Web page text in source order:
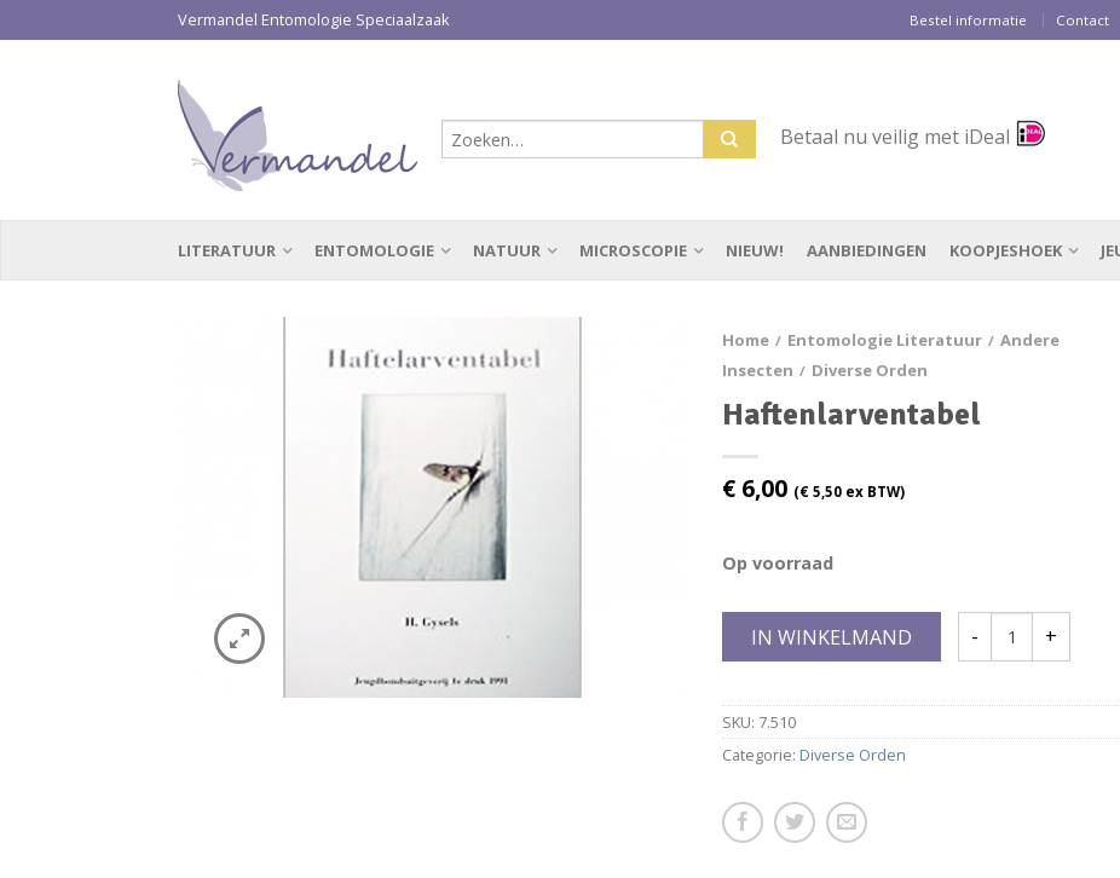
Vermandel Entomologie Speciaalzaak Bestel informatie Contact
Betaal nu veilig met iDeal
LITERATUUR ENTOMOLOGIE NATUUR MICROSCOPIE NIEUW! AANBIEDINGEN KOOPJESHOEK
Home / Entomologie Literatuur / Andere
Insecten / Diverse Orden
Haftenlarventabel
€ 6,00 (€ 5,50 ex BTW)
Op voorraad
IN WINKELMAND
SKU: 7.510
Categorie: Diverse Orden